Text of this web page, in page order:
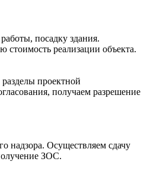
посадку здания.
стоимость реализации объекта.
проектной
получаем разрешение
надзора. Осуществляем сдачу
ЗОС.